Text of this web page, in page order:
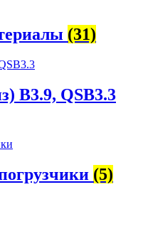
(31)
B3.9, QSB3.3
(5)